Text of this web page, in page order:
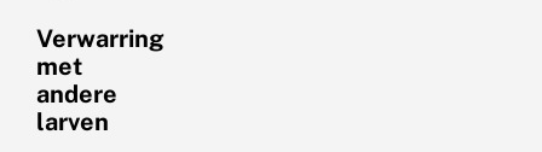
Verwarring
met
andere
larven